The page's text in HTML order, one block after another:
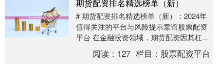
期货配资排名精选榜单（新）
# 期货配资排名精选榜单（新）：2024年
值得关注的平台与风险提示靠谱股票配资
平台 在金融投资领域，期货配资因其杠杆
效应和灵活的交易机制，吸引了大量投资
者的关注....
阅读： 127 栏目： 股票配资平台